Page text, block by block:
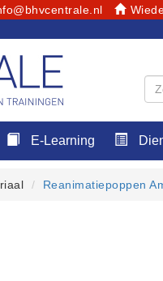
E-Learning
Reanimatiepoppen